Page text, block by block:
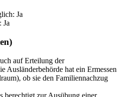
Ja
Ja
auf Erteilung der
Ausländerbehörde hat ein Ermessen
ob sie den Familiennachzug
berechtigt zur Ausübung einer